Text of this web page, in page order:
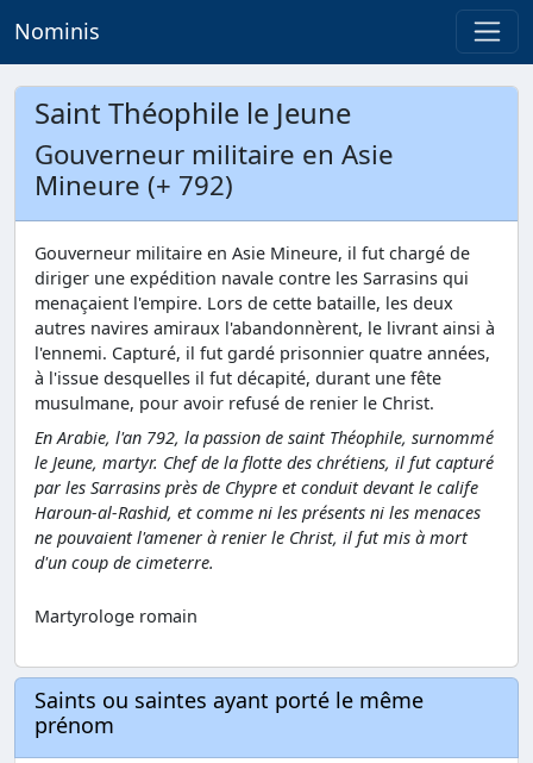
Nominis
Saint Théophile le Jeune
Gouverneur militaire en Asie
Mineure (+ 792)
Gouverneur militaire en Asie Mineure, il fut chargé de
diriger une expédition navale contre les Sarrasins qui
menaçaient l'empire. Lors de cette bataille, les deux
autres navires amiraux l'abandonnèrent, le livrant ainsi à
l'ennemi. Capturé, il fut gardé prisonnier quatre années,
à l'issue desquelles il fut décapité, durant une fête
musulmane, pour avoir refusé de renier le Christ.
En Arabie, l'an 792, la passion de saint Théophile, surnommé
le Jeune, martyr. Chef de la flotte des chrétiens, il fut capturé
par les Sarrasins près de Chypre et conduit devant le calife
Haroun-al-Rashid, et comme ni les présents ni les menaces
ne pouvaient l'amener à renier le Christ, il fut mis à mort
d'un coup de cimeterre.
Martyrologe romain
Saints ou saintes ayant porté le même
prénom